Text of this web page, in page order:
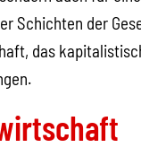
Das Gefühl wächst,
den Kopf gestellt
ihr Gegenteil
Krieg in der
Chaos auf dem